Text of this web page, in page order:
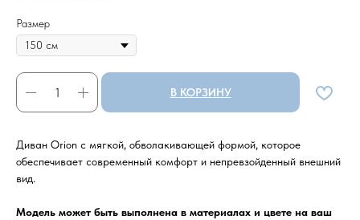
Размер
В КОРЗИНУ
Диван Orion с мягкой, обволакивающей формой, которое
обеспечивает современный комфорт и непревзойденный внешний
вид.
Модель может быть выполнена в материалах и цвете на ваш